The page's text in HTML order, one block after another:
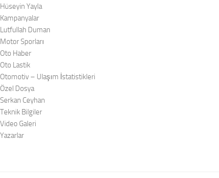
Hüseyin Yayla
Kampanyalar
Lutfullah Duman
Motor Sporları
Oto Haber
Oto Lastik
Otomotiv – Ulaşım İstatistikleri
Özel Dosya
Serkan Ceyhan
Teknik Bilgiler
Video Galeri
Yazarlar